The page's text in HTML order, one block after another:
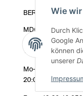
Wie
Durch
Google
können
unserer
BERLIN
MDC cosmetic
Knaackstraße 26
10405 Berlin
Mo–Sa 10:00–
20:00 Uhr